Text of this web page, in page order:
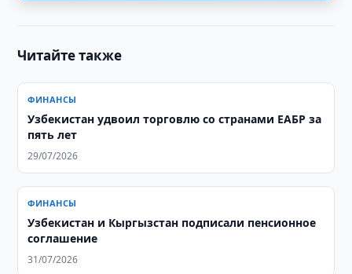
Читайте также
ФИНАНСЫ
Узбекистан удвоил торговлю со странами ЕАБР за
пять лет
29/07/2026
ФИНАНСЫ
Узбекистан и Кыргызстан подписали пенсионное
соглашение
31/07/2026